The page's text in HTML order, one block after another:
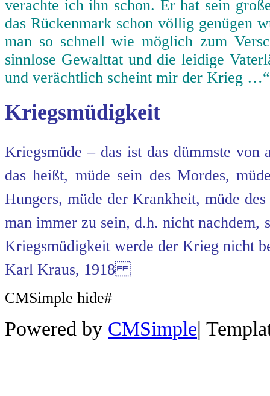
verachte ich ihn schon. Er hat sein
das Rückenmark schon völlig genügen
man so schnell wie möglich zum
sinnlose Gewalttat und die leidige
und verächtlich scheint mir der Krieg
Kriegsmüdigkeit
Kriegsmüde – das ist das dümmste
das heißt, müde sein des Mordes,
Hungers, müde der Krankheit, müde
man immer zu sein, d.h. nicht nachdem,
Kriegsmüdigkeit werde der Krieg nicht
Karl Kraus, 1918
CMSimple hide#
Powered by CMSimple|